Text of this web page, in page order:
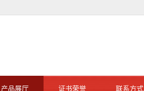
产品展厅 证书荣誉 联系方式